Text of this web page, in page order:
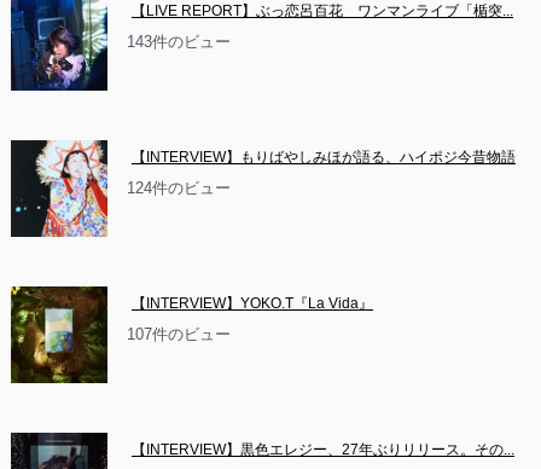
【LIVE REPORT】ぶっ恋呂百花　ワンマンライブ「楯突...
143件のビュー
【INTERVIEW】もりばやしみほが語る、ハイポジ今昔物語
124件のビュー
【INTERVIEW】YOKO.T『La Vida』
107件のビュー
【INTERVIEW】黒色エレジー、27年ぶりリリース。その...